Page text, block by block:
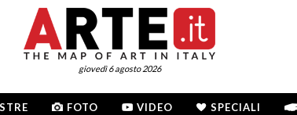
giovedì 6 agosto 2026
FOTO VIDEO SPECIALI